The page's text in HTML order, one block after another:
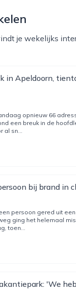
je wekelijks
in Apeldoorn,
opnieuw 66
een breuk in de
al sn...
bij brand in
persoon gered uit een
ging het helemaal
toen...
'We